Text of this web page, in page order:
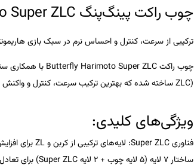
چوب راکت پینگ‌پنگ Butterfly Harimoto Super ZLC
ترکیبی از سرعت، کنترل و احساس نرم در سبک بازی
چوب راکتButterfly Harimoto Super ZLC با همکاری
ZLC)ساخته شده که بهترین ترکیب سرعت، کنترل و واکنش
ویژگی‌های کلیدی:
فناوری Super ZLC: لایه‌های ترکیبی از کربن و ZL برای افزایش سرعت و کنترل بهتر
ساختار ۷ لایه (۵ لایه چوب + ۲ لایه Super ZLC) برای تعادل عالی قدرت و انعطاف‌پذیری